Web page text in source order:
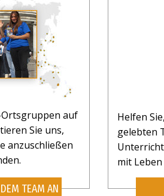
auf
Sie uns,
anzuschließen
TEAM AN
Helfen
gelebten
mit